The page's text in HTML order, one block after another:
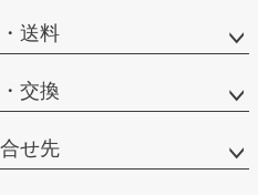
送料
交換
せ先